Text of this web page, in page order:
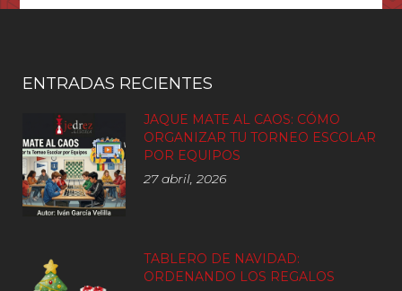
ENTRADAS RECIENTES
JAQUE MATE AL CAOS: CÓMO
ORGANIZAR TU TORNEO ESCOLAR
POR EQUIPOS
27 abril, 2026
TABLERO DE NAVIDAD:
ORDENANDO LOS REGALOS